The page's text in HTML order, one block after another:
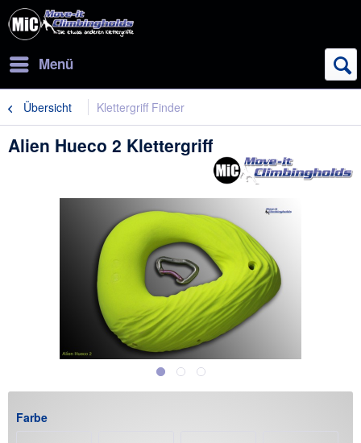
Menü
Übersicht Klettergriff Finder
Alien Hueco 2 Klettergriff
Farbe